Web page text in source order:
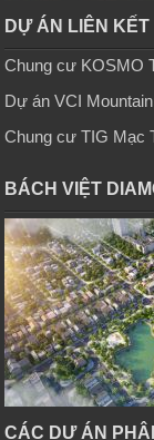
DỰ ÁN LIÊN KẾT
Chung cư KOSMO
Dự án VCI
Chung cư TIG Mạc
BÁCH VIỆT
CÁC DỰ ÁN